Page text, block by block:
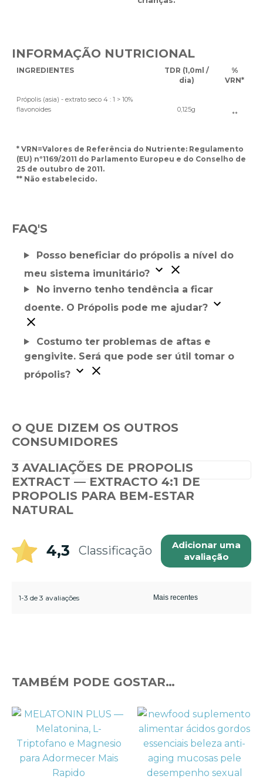
INFORMAÇÃO NUTRICIONAL
INGREDIENTES
TDR (1,0ml /
dia)
%
VRN*
Própolis (asia) - extrato seco 4 : 1 > 10%
flavonoides
0,125g
**
* VRN=Valores de Referência do Nutriente: Regulamento
(EU) nº1169/2011 do Parlamento Europeu e do Conselho de
25 de outubro de 2011.
** Não estabelecido.
FAQ'S
Posso beneficiar do própolis a nível do
meu sistema imunitário?
No inverno tenho tendência a ficar
doente. O Própolis pode me ajudar?
Costumo ter problemas de aftas e
gengivite. Será que pode ser útil tomar o
própolis?
O QUE DIZEM OS OUTROS
CONSUMIDORES
3 AVALIAÇÕES DE PROPOLIS
EXTRACT — EXTRACTO 4:1 DE
PROPOLIS PARA BEM-ESTAR
NATURAL
4,3 Classificação
Adicionar uma
avaliação
1-3 de 3 avaliações
TAMBÉM PODE GOSTAR…